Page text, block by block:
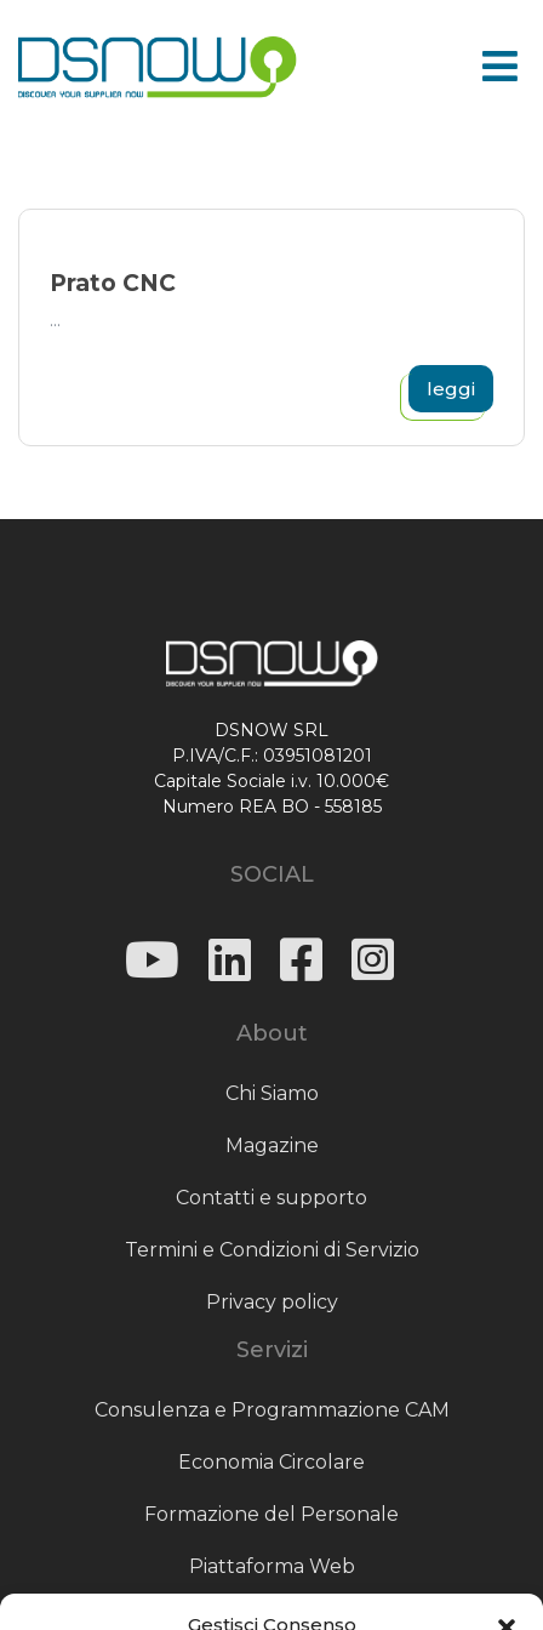
Gestisci Consenso
to
content
Prato CNC
...
leggi
DSNOW SRL
P.IVA/C.F.: 03951081201
Capitale Sociale i.v. 10.000€
Numero REA BO - 558185
SOCIAL
About
Chi Siamo
Magazine
Contatti e supporto
Termini e Condizioni di Servizio
Privacy policy
Servizi
Consulenza e Programmazione CAM
Economia Circolare
Formazione del Personale
Piattaforma Web
Scouting fornitori